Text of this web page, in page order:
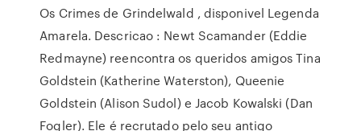
Os Crimes de Grindelwald , disponivel Legenda
Amarela. Descricao : Newt Scamander (Eddie
Redmayne) reencontra os queridos amigos Tina
Goldstein (Katherine Waterston), Queenie
Goldstein (Alison Sudol) e Jacob Kowalski (Dan
Fogler). Ele é recrutado pelo seu antigo